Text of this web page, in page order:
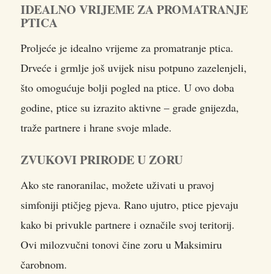
IDEALNO VRIJEME ZA PROMATRANJE
PTICA
Proljeće je idealno vrijeme za promatranje ptica.
Drveće i grmlje još uvijek nisu potpuno zazelenjeli,
što omogućuje bolji pogled na ptice. U ovo doba
godine, ptice su izrazito aktivne – grade gnijezda,
traže partnere i hrane svoje mlade.
ZVUKOVI PRIRODE U ZORU
Ako ste ranoranilac, možete uživati u pravoj
simfoniji ptičjeg pjeva. Rano ujutro, ptice pjevaju
kako bi privukle partnere i označile svoj teritorij.
Ovi milozvučni tonovi čine zoru u Maksimiru
čarobnom.